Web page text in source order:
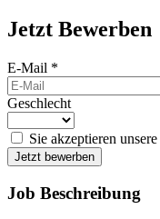
Jetzt Bewerben
E-Mail *
Geschlecht
Sie akzeptieren unsere
Job Beschreibung